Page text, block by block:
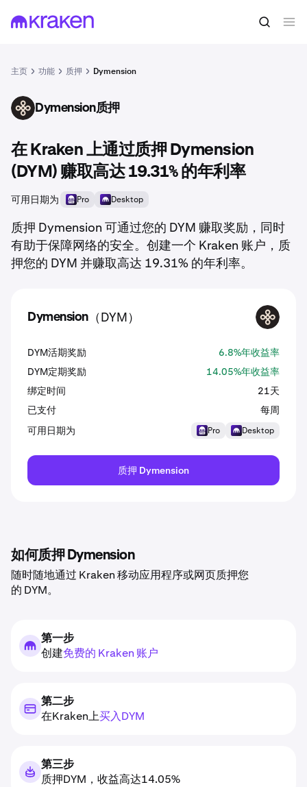
主页 功能 质押 Dymension
DYM Dymension质押
在 Kraken 上通过质押 Dymension
(DYM) 赚取高达 19.31% 的年利率
可用日期为 Pro Desktop
质押 Dymension 可通过您的 DYM 赚取奖励，同时
有助于保障网络的安全。创建一个 Kraken 账户，质
押您的 DYM 并赚取高达 19.31% 的年利率。
Dymension（DYM） DYM
DYM活期奖励
6.8%年收益率
DYM定期奖励
14.05%年收益率
绑定时间
21天
已支付
每周
可用日期为
Pro Desktop
质押 Dymension
如何质押 Dymension
随时随地通过 Kraken 移动应用程序或网页质押您
的 DYM。
第一步
创建免费的 Kraken 账户
第二步
在Kraken上买入DYM
第三步
质押DYM，收益高达14.05%